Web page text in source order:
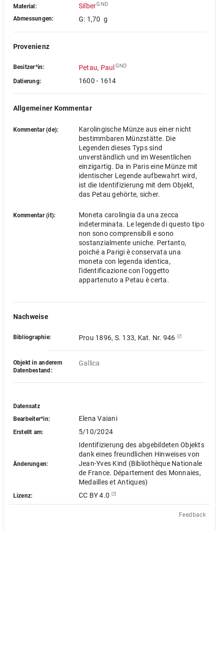
Material: SilberGND
Abmessungen: G: 1,70 g
Provenienz
Besitzer*in: Petau, Paul GND
Datierung: 1600 - 1614
Allgemeiner Kommentar
Kommentar (de):
Karolingische Münze aus einer nicht
bestimmbaren Münzstätte. Die
Legenden dieses Typs sind
unverständlich und im Wesentlichen
einzigartig. Da in Paris eine Münze mit
identischer Legende aufbewahrt wird,
ist die Identifizierung mit dem Objekt,
das Petau gehörte, sicher.
Kommentar (it):
Moneta carolingia da una zecca
indeterminata. Le legende di questo tipo
non sono comprensibili e sono
sostanzialmente uniche. Pertanto,
poiché a Parigi è conservata una
moneta con legenda identica,
l'identificazione con l'oggetto
appartenuto a Petau è certa.
Nachweise
Bibliographie: Prou 1896, S. 133, Kat. Nr. 946
Objekt in anderem
Datenbestand:
Gallica
Datensatz
Bearbeiter*in:
Elena Vaiani
Erstellt am: 5/10/2024
Änderungen:
Identifizierung des abgebildeten Objekts
dank eines freundlichen Hinweises von
Jean-Yves Kind (Bibliothèque Nationale
de France. Département des Monnaies,
Medailles et Antiques)
Lizenz: CC BY 4.0
Feedback